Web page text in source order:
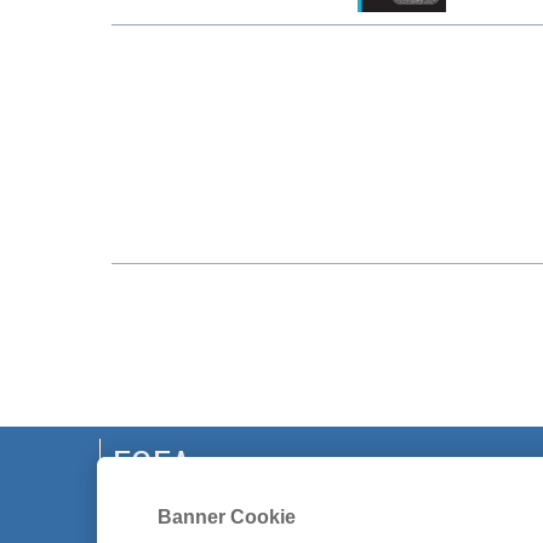
EGEA
CHI SIAMO
Banner Cookie